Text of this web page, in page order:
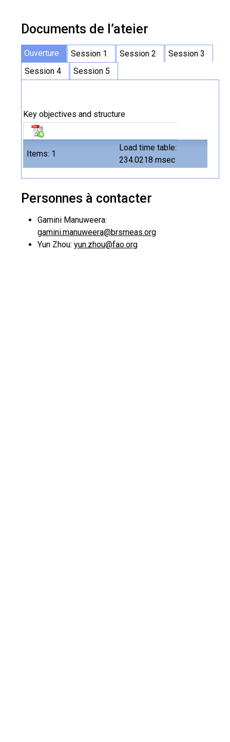
Documents de l’ateier
Ouverture Session 1 Session 2
Session 3
Session 4
Session 5
Items: 1
Load time table:
234.0218 msec
Key objectives and structure
Personnes à contacter
Gamini Manuweera:
gamini.manuweera@brsmeas.org
Yun Zhou: yun.zhou@fao.org